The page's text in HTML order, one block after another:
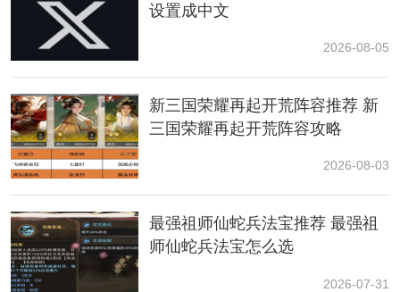
iPhone15Pro续航时间为6小时25分钟，排名第二。
iPhone14Pro续航时间为5小时52分钟，排名第三。
iPhone13Pro续航时间为5小时29分钟，排名第四。
iPhone12Pro续航时间为4小时21分钟，排名第五。
设置成中文
2026-08-05
新三国荣耀再起开荒阵容推荐 新
三国荣耀再起开荒阵容攻略
2026-08-03
最强祖师仙蛇兵法宝推荐 最强祖
师仙蛇兵法宝怎么选
2026-07-31